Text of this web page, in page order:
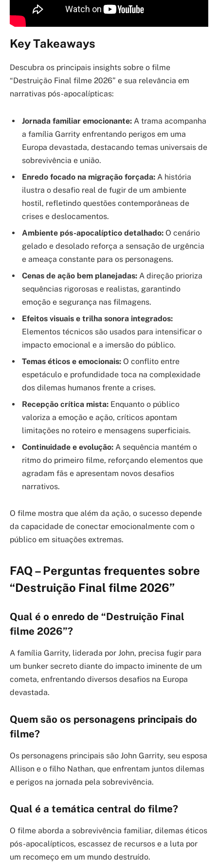
Key Takeaways
Descubra os principais insights sobre o filme
“Destruição Final filme 2026” e sua relevância em
narrativas pós-apocalípticas:
Jornada familiar emocionante: A trama acompanha
a família Garrity enfrentando perigos em uma
Europa devastada, destacando temas universais de
sobrevivência e união.
Enredo focado na migração forçada: A história
ilustra o desafio real de fugir de um ambiente
hostil, refletindo questões contemporâneas de
crises e deslocamentos.
Ambiente pós-apocalíptico detalhado: O cenário
gelado e desolado reforça a sensação de urgência
e ameaça constante para os personagens.
Cenas de ação bem planejadas: A direção prioriza
sequências rigorosas e realistas, garantindo
emoção e segurança nas filmagens.
Efeitos visuais e trilha sonora integrados:
Elementos técnicos são usados para intensificar o
impacto emocional e a imersão do público.
Temas éticos e emocionais: O conflito entre
espetáculo e profundidade toca na complexidade
dos dilemas humanos frente a crises.
Recepção crítica mista: Enquanto o público
valoriza a emoção e ação, críticos apontam
limitações no roteiro e mensagens superficiais.
Continuidade e evolução: A sequência mantém o
ritmo do primeiro filme, reforçando elementos que
agradam fãs e apresentam novos desafios
narrativos.
O filme mostra que além da ação, o sucesso depende
da capacidade de conectar emocionalmente com o
público em situações extremas.
FAQ – Perguntas frequentes sobre
“Destruição Final filme 2026”
Qual é o enredo de “Destruição Final
filme 2026”?
A família Garrity, liderada por John, precisa fugir para
um bunker secreto diante do impacto iminente de um
cometa, enfrentando diversos desafios na Europa
devastada.
Quem são os personagens principais do
filme?
Os personagens principais são John Garrity, seu esposa
Allison e o filho Nathan, que enfrentam juntos dilemas
e perigos na jornada pela sobrevivência.
Qual é a temática central do filme?
O filme aborda a sobrevivência familiar, dilemas éticos
pós-apocalípticos, escassez de recursos e a luta por
um recomeço em um mundo destruído.